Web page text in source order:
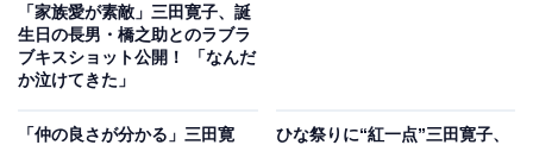
「家族愛が素敵」三田寛子、誕
生日の長男・橋之助とのラブラ
ブキスショット公開！ 「なんだ
か泣けてきた」
「仲の良さが分かる」三田寛
ひな祭りに“紅一点”三田寛子、